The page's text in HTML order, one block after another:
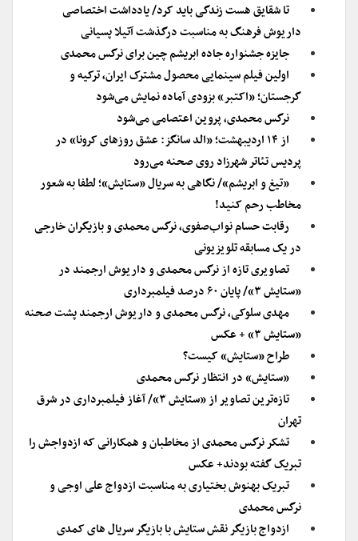
تا شقایق هست زندگی باید کرد/ یادداشت اختصاصی
داریوش فرهنگ به مناسبت درگذشت آتیلا پسیانی
جایزه جشنواره جاده ابریشم چین برای نرگس محمدی
اولین فیلم سینمایی محصول مشترک ایران، ترکیه و
گرجستان؛ «اکتبر» بزودی آماده نمایش می‌شود
نرگس محمدی، پروین اعتصامی می‌شود
از ۱۴ اردیبهشت؛ «الد سانگز: عشق روزهای کرونا» در
پردیس تئاتر شهرزاد روی صحنه می‌رود
«تیغ و ابریشم»/ نگاهی به سریال «ستایش»؛ لطفا به شعور
مخاطب رحم کنید!
رقابت حسام نواب‌صفوی، نرگس محمدی و بازیگران خارجی
در یک مسابقه تلویزیونی
تصاویری تازه از نرگس محمدی و داریوش ارجمند در
«ستایش ۳»/ پایان ۶۰ درصد فیلمبرداری
مهدی سلوکی، نرگس محمدی و داریوش ارجمند پشت صحنه
«ستایش ۳» + عکس
طراح «ستایش» کیست؟
«ستایش» در انتظار نرگس محمدی
تازه‌ترین تصاویر از «ستایش ۳»/ آغاز فیلمبرداری در شرق
تهران
تشکر نرگس محمدی از مخاطبان و همکارانی که ازدواجش را
تبریک گفته بودند+ عکس
تبریک بهنوش بختیاری به مناسبت ازدواج علی اوجی و
نرگس محمدی
ازدواج بازیگر نقش ستایش با بازیگر سریال های کمدی